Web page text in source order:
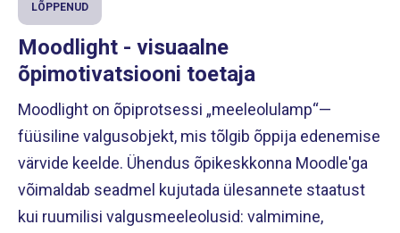
LÕPPENUD
Moodlight - visuaalne
õpimotivatsiooni toetaja
Moodlight on õpiprotsessi „meeleolulamp“—
füüsiline valgusobjekt, mis tõlgib õppija edenemise
värvide keelde. Ühendus õpikeskkonna Moodle'ga
võimaldab seadmel kujutada ülesannete staatust
kui ruumilisi valgusmeeleolusid: valmimine,